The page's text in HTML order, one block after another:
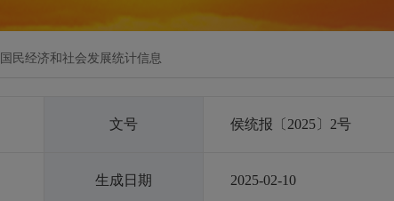
国民经济和社会发展统计信息
文号 侯统报〔2025〕2号
生成日期 2025-02-10